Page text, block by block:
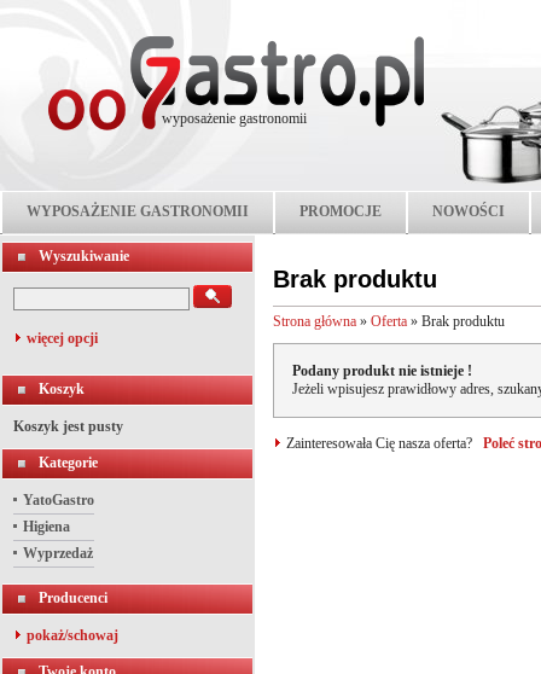
wyposażenie gastronomii
WYPOSAŻENIE GASTRONOMII PROMOCJE NOWOŚCI
Wyszukiwanie
więcej opcji
Koszyk
Koszyk jest pusty
Kategorie
YatoGastro
Higiena
Wyprzedaż
Producenci
pokaż/schowaj
Brak produktu
Strona główna » Oferta » Brak produktu
Podany produkt nie istnieje !
Jeżeli wpisujesz prawidłowy adres,
Zainteresowała Cię nasza oferta? Poleć